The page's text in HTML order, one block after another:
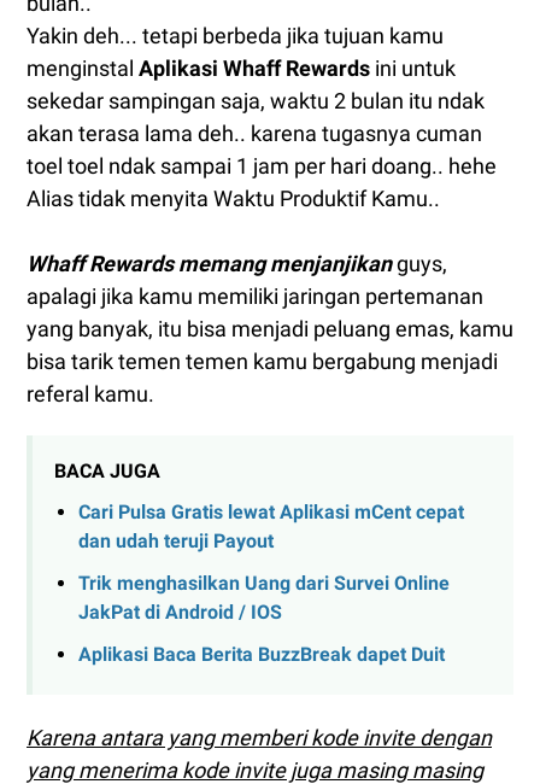
Yakin deh... tetapi berbeda jika tujuan kamu
menginstal Aplikasi Whaff Rewards ini untuk
sekedar sampingan saja, waktu 2 bulan itu ndak
akan terasa lama deh.. karena tugasnya cuman
toel toel ndak sampai 1 jam per hari doang.. hehe
Alias tidak menyita Waktu Produktif Kamu..
Whaff Rewards memang menjanjikanguys,
apalagi jika kamu memiliki jaringan pertemanan
yang banyak, itu bisa menjadi peluang emas, kamu
bisa tarik temen temen kamu bergabung menjadi
referal kamu.
BACA JUGA
Cari Pulsa Gratis lewat Aplikasi mCent cepat
dan udah teruji Payout
Trik menghasilkan Uang dari Survei Online
JakPat di Android / IOS
Aplikasi Baca Berita BuzzBreak dapet Duit
Karena antara yang memberi kode invite dengan
yang menerima kode invite juga masing masing